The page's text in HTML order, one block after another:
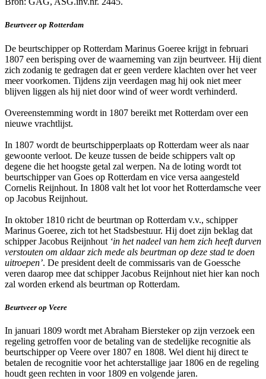
Beurtveer op Rotterdam
De beurtschipper op Rotterdam Marinus Goeree krijgt in februari
1807 een berisping over de waarneming van zijn beurtveer. Hij dient
zich zodanig te gedragen dat er geen verdere klachten over het veer
meer voorkomen. Tijdens zijn veerdagen mag hij ook niet meer
blijven liggen als hij niet door wind of weer wordt verhinderd.
Overeenstemming wordt in 1807 bereikt met Rotterdam over een
nieuwe vrachtlijst.
In 1807 wordt de beurtschipperplaats op Rotterdam weer als naar
gewoonte verloot. De keuze tussen de beide schippers valt op
degene die het hoogste getal zal werpen. Na de loting wordt tot
beurtschipper van Goes op Rotterdam en vice versa aangesteld
Cornelis Reijnhout. In 1808 valt het lot voor het Rotterdamsche veer
op Jacobus Reijnhout.
In oktober 1810 richt de beurtman op Rotterdam v.v., schipper
Marinus Goeree, zich tot het Stadsbestuur. Hij doet zijn beklag dat
schipper Jacobus Reijnhout ‘in het nadeel van hem zich heeft durven
verstouten om aldaar zich mede als beurtman op deze stad te doen
uitroepen’. De president deelt de commissaris van de Goessche
veren daarop mee dat schipper Jacobus Reijnhout niet hier kan noch
zal worden erkend als beurtman op Rotterdam.
Beurtveer op Veere
In januari 1809 wordt met Abraham Biersteker op zijn verzoek een
regeling getroffen voor de betaling van de stedelijke recognitie als
beurtschipper op Veere over 1807 en 1808. Wel dient hij direct te
betalen de recognitie voor het achterstallige jaar 1806 en de regeling
houdt geen rechten in voor 1809 en volgende jaren.